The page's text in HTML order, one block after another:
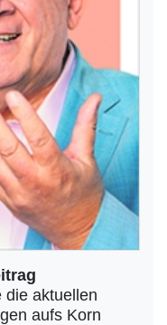
die aktuellen
aufs Korn